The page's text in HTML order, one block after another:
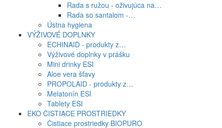
Rada s ružou - oživujúca na…
Rada so santalom -…
Ústna hygiena
VÝŽIVOVÉ DOPLNKY
ECHINAID - produkty z…
Výživové doplnky v prášku
Mini drinky ESI
Aloe vera šťavy
PROPOLAID - produkty z…
Melatonín ESI
Tablety ESI
EKO ČISTIACE PROSTRIEDKY
Čistiace prostriedky BIOPURO